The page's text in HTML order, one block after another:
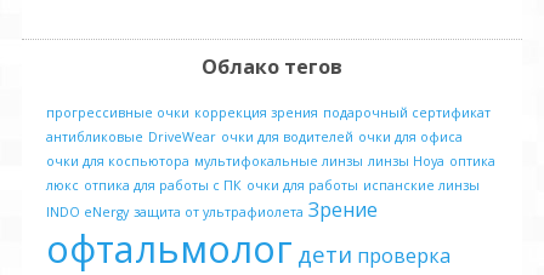
Облако тегов
прогрессивные очки коррекция зрения подарочный сертификат
антибликовые DriveWear очки для водителей очки для офиса
очки для коспьютора мультифокальные линзы линзы Hoya оптика
люкс отпика для работы с ПК очки для работы испанские линзы
INDO eNergy защита от ультрафиолета Зрение
офтальмолог дети проверка